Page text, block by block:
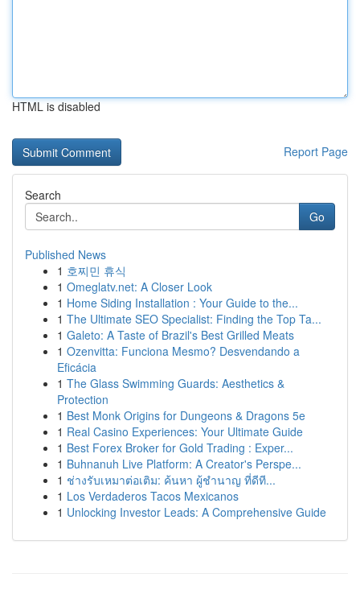
HTML is disabled
Report Page
Search
Go
Published News
1 호찌민 휴식
1 Omeglatv.net: A Closer Look
1 Home Siding Installation : Your Guide to the...
1 The Ultimate SEO Specialist: Finding the Top Ta...
1 Galeto: A Taste of Brazil's Best Grilled Meats
1 Ozenvitta: Funciona Mesmo? Desvendando a
Eficácia
1 The Glass Swimming Guards: Aesthetics &
Protection
1 Best Monk Origins for Dungeons & Dragons 5e
1 Real Casino Experiences: Your Ultimate Guide
1 Best Forex Broker for Gold Trading : Exper...
1 Buhnanuh Live Platform: A Creator's Perspe...
1 ช่างรับเหมาต่อเติม: ค้นหา ผู้ชำนาญ ที่ดีที...
1 Los Verdaderos Tacos Mexicanos
1 Unlocking Investor Leads: A Comprehensive Guide